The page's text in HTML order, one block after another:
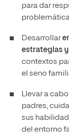
para dar
Desarrollar
estrategias
contextos
el seno
Llevar a cabo
padres,
sus
del entorno